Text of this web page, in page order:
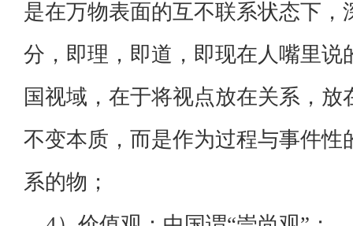
是在万物表面的互不联系状态下
分，即理，即道，即现在人嘴里说
国视域，在于将视点放在关系，
不变本质，而是作为过程与事件
系的物；